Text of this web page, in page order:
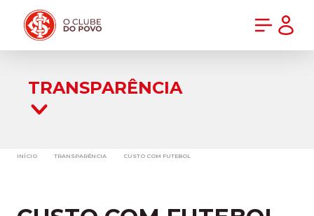
TRANSPARÊNCIA
INÍCIO TRANSPARÊNCIA CUSTO COM FUTEBOL